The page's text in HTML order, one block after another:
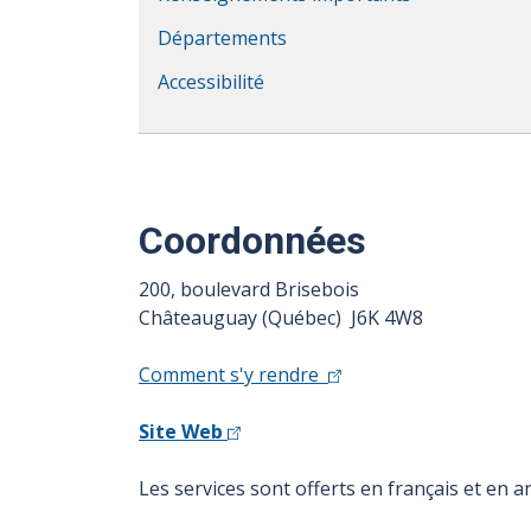
Départements
Accessibilité
Coordonnées
200, boulevard Brisebois
Châteauguay (Québec) J6K 4W8
Comment s'y rendre
Site Web
Les services sont offerts en français et en